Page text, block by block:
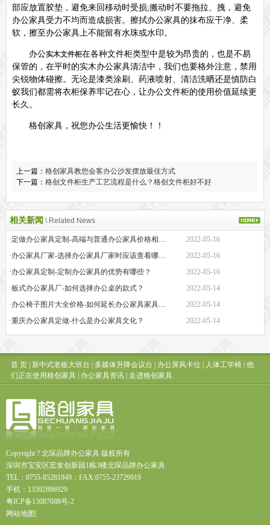
部应放置胶垫，避免来回移动时受损;搬动时不要拖拉、拽，避免
办公家具受力不均而造成损害。擦拭办公家具的抹布应干净、柔
软，擦至办公家具上不能留有水珠或水印。
办公实木文件柜在各种文件柜类型中是较为昂贵的，也是不易
保管的，在平时的实木办公家具清洁中，我们也要格外注意，禁用
尖锐物体碰擦。无论是漆类涂刷、药液喷射、清洁洗晒还是慎防白
蚁我们都需将衣柜保养牢记在心，让办公文件柜的使用价值延续更
长久。
格创家具，祝您办公生活更愉快！！
上一篇： 格创家具教您会客办公沙发摆放最佳方式
下一篇： 格创文件柜生产工艺流程是什么？格创文件柜好不好
相关新闻 \ Related News
2022-05-16
·办公家具厂家-选择办公家具厂家时应该查看哪些方面？
2022-05-16
·办公家具定制-定制办公家具的优势有哪些？
2022-05-16
·板式办公家具厂-如何选择办公桌的款式？
2022-05-14
·办公椅子图片大全价格-如何延长办公家具家具的保质期？
2022-05-14
·重庆办公家具定做-什么是办公家具文化？
2022-05-14
首 页| 新中式老板大班台 | 多媒体升降会议台 | 办公屏风卡位 | 人体工学椅| 他
们正在使用格创家具| 办公家具资讯| 走进格创家具
Copyright ? 北琛品牌办公家具 版权所有
深圳市宝安区宏发创新园1栋3楼北琛品牌办公家具
TEL：0755-85281949；FAX:0755-23729919
手机：13392886929
粤ICP备13087088号-2
网站地图|